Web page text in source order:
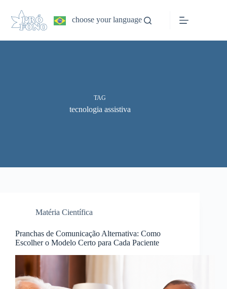
conteúdo
choose your language
TAG
tecnologia assistiva
Matéria Científica
Pranchas de Comunicação Alternativa: Como
Escolher o Modelo Certo para Cada Paciente